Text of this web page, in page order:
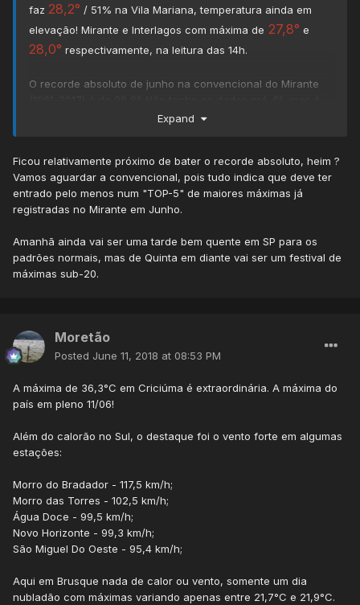
faz 28,2° / 51% na Vila Mariana, temperatura ainda em
elevação! Mirante e Interlagos com máxima de 27,8° e
28,0° respectivamente, na leitura das 14h.
O recorde absoluto de junho na convencional do Mirante
bem provável que não tenha chegado a este valor antes.
Expand
Ficou relativamente próximo de bater o recorde absoluto, heim ?
Vamos aguardar a convencional, pois tudo indica que deve ter
entrado pelo menos num "TOP-5" de maiores máximas já
registradas no Mirante em Junho.
Amanhã ainda vai ser uma tarde bem quente em SP para os
padrões normais, mas de Quinta em diante vai ser um festival de
máximas sub-20.
Moretão
Posted June 11, 2018 at 08:53 PM
A máxima de 36,3°C em Criciúma é extraordinária. A máxima do
país em pleno 11/06!
Além do calorão no Sul, o destaque foi o vento forte em algumas
estações:
Morro do Bradador - 117,5 km/h;
Morro das Torres - 102,5 km/h;
Água Doce - 99,5 km/h;
Novo Horizonte - 99,3 km/h;
São Miguel Do Oeste - 95,4 km/h;
Aqui em Brusque nada de calor ou vento, somente um dia
nubladão com máximas variando apenas entre 21,7°C e 21,9°C.